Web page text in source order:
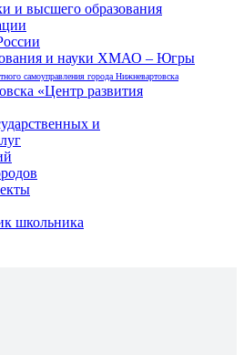
и высшего образования
и науки ХМАО – Югры
самоуправления города Нижневартовска
«Центр развития
и
школьника